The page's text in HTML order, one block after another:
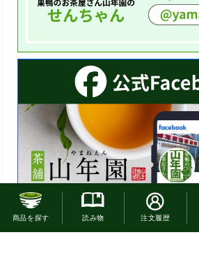
お電話でのご注文はこちら
商品を探す 読み物 注文履歴